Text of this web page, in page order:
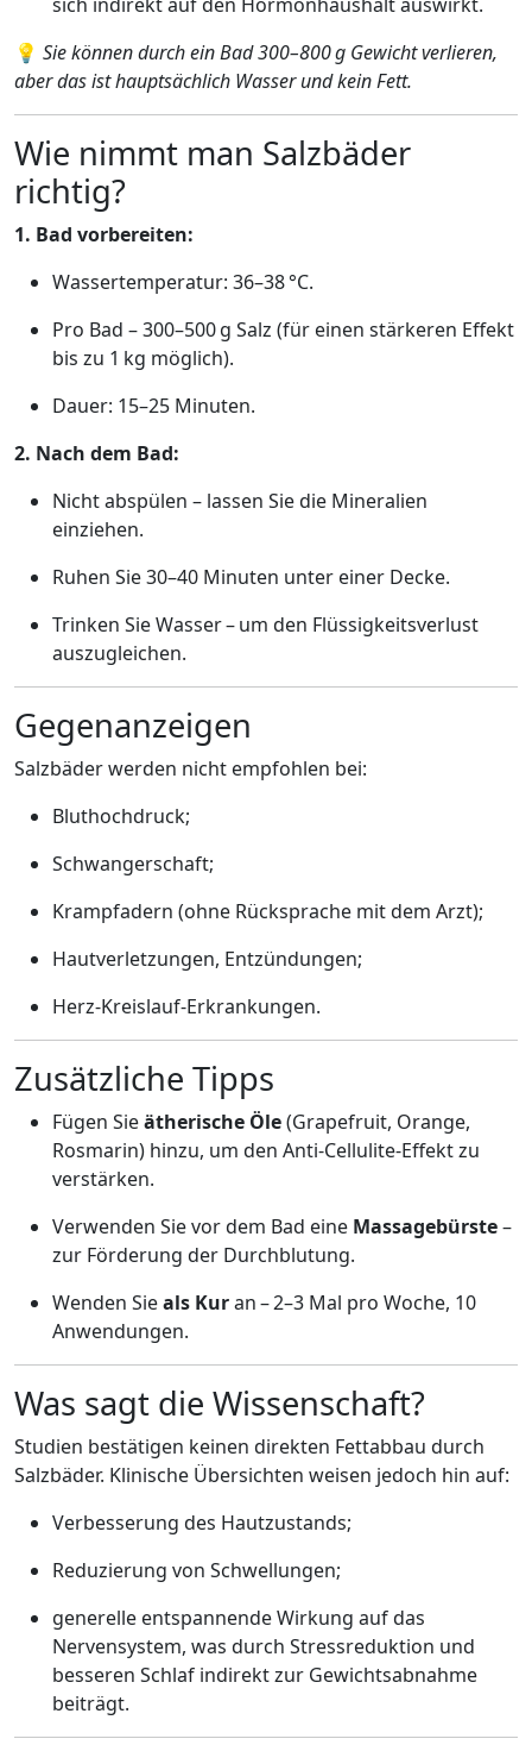
💡 Sie können durch ein Bad 300–800 g Gewicht verlieren,
aber das ist hauptsächlich Wasser und kein Fett.
Wie nimmt man Salzbäder
richtig?
1. Bad vorbereiten:
Wassertemperatur: 36–38 °C.
Pro Bad – 300–500 g Salz (für einen stärkeren Effekt
bis zu 1 kg möglich).
Dauer: 15–25 Minuten.
2. Nach dem Bad:
Nicht abspülen – lassen Sie die Mineralien
einziehen.
Ruhen Sie 30–40 Minuten unter einer Decke.
Trinken Sie Wasser – um den Flüssigkeitsverlust
auszugleichen.
Gegenanzeigen
Salzbäder werden nicht empfohlen bei:
Bluthochdruck;
Schwangerschaft;
Krampfadern (ohne Rücksprache mit dem Arzt);
Hautverletzungen, Entzündungen;
Herz-Kreislauf-Erkrankungen.
Zusätzliche Tipps
Fügen Sieätherische Öle(Grapefruit, Orange,
Rosmarin) hinzu, um den Anti-Cellulite-Effekt zu
verstärken.
Verwenden Sie vor dem Bad eine Massagebürste–
zur Förderung der Durchblutung.
Wenden Sieals Kuran – 2–3 Mal pro Woche, 10
Anwendungen.
Was sagt die Wissenschaft?
Studien bestätigen keinen direkten Fettabbau durch
Salzbäder. Klinische Übersichten weisen jedoch hin auf:
Verbesserung des Hautzustands;
Reduzierung von Schwellungen;
generelle entspannende Wirkung auf das
Nervensystem, was durch Stressreduktion und
besseren Schlaf indirekt zur Gewichtsabnahme
beiträgt.